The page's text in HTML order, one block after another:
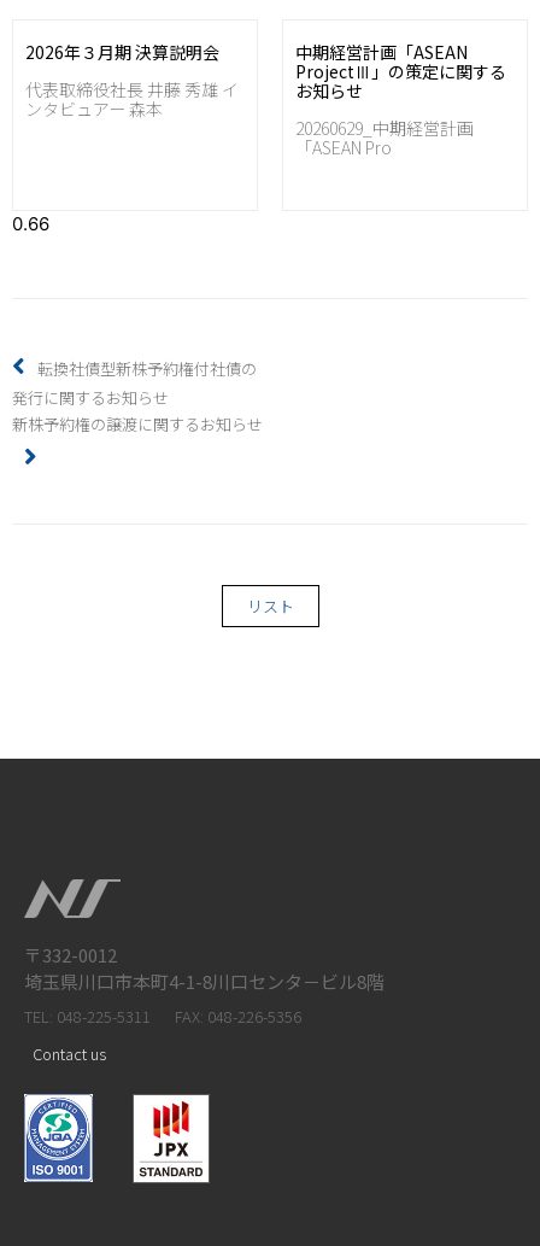
2026年３月期 決算説明会
代表取締役社長 井藤 秀雄 イ
ンタビュアー 森本
中期経営計画「ASEAN
ProjectⅢ」の策定に関する
お知らせ
20260629_中期経営計画
「ASEAN Pro
転換社債型新株予約権付社債の
発行に関するお知らせ
新株予約権の譲渡に関するお知らせ
リスト
〒332-0012
埼玉県川口市本町4-1-8川口センタ－ビル8階
TEL: 048-225-5311
FAX: 048-226-5356
Contact us